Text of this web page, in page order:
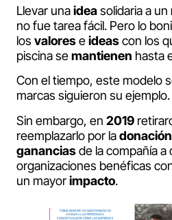
Llevar unaideasolidaria a un
no fue tarea fácil. Pero lo
los valoreseideascon los
piscina semantienen hasta
Con el tiempo, este modelo
marcas siguieron su ejemplo.
Sin embargo, en 2019
reemplazarlo por ladonación
gananciasde la compañía
organizaciones benéficas
un mayorimpacto.